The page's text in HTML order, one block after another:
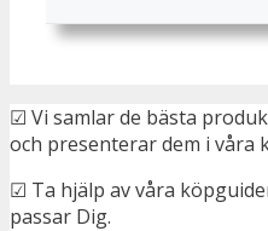
☑ Vi samlar de bästa
och presenterar dem i våra
☑ Ta hjälp av våra
passar Dig.